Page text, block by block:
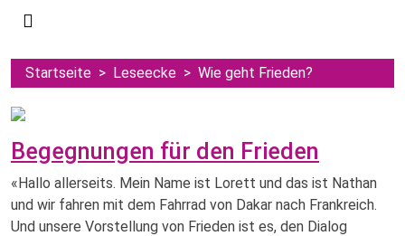
Startseite Leseecke Wie geht Frieden?
Begegnungen für den Frieden
«Hallo allerseits. Mein Name ist Lorett und das ist Nathan
und wir fahren mit dem Fahrrad von Dakar nach Frankreich.
Und unsere Vorstellung von Frieden ist es, den Dialog